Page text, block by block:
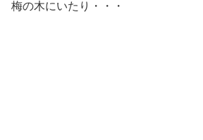
梅の木にいたり・・・